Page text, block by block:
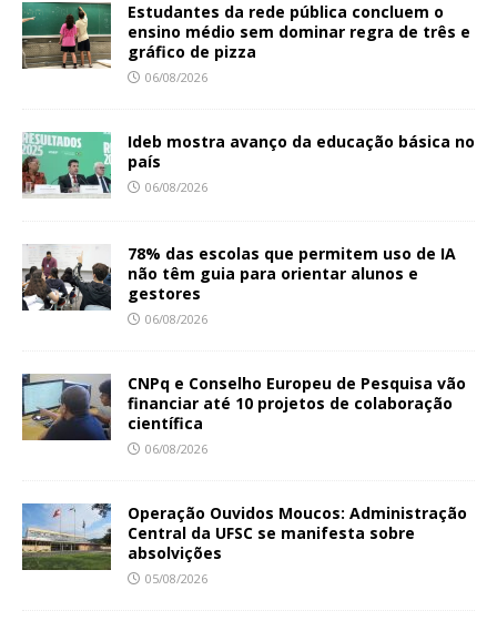
Estudantes da rede pública concluem o
ensino médio sem dominar regra de três e
gráfico de pizza
06/08/2026
Ideb mostra avanço da educação básica no
país
06/08/2026
78% das escolas que permitem uso de IA
não têm guia para orientar alunos e
gestores
06/08/2026
CNPq e Conselho Europeu de Pesquisa vão
financiar até 10 projetos de colaboração
científica
06/08/2026
Operação Ouvidos Moucos: Administração
Central da UFSC se manifesta sobre
absolvições
05/08/2026